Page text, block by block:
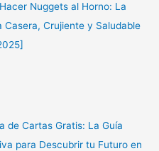
Nuggets al Horno: La
Casera, Crujiente y Saludable
de Cartas Gratis: La Guía
para Descubrir tu Futuro en